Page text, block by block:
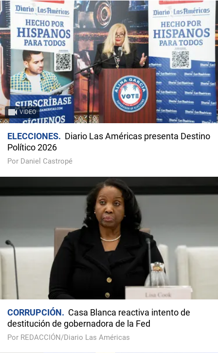
VIDEO
ELECCIONES
Diario Las Américas presenta Destino
Político 2026
Por Daniel Castropé
CORRUPCIÓN
Casa Blanca reactiva intento de
destitución de gobernadora de la Fed
Por REDACCIÓN/Diario Las Américas